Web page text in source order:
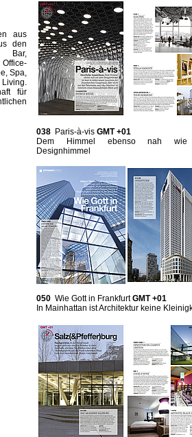
aus
den
Bar,
Spa,
für
038 Paris-à-vis GMT +01
Dem Himmel ebenso nah wie
Designhimmel
050 Wie Gott in Frankfurt GMT +01
In Mainhattan ist Architektur keine